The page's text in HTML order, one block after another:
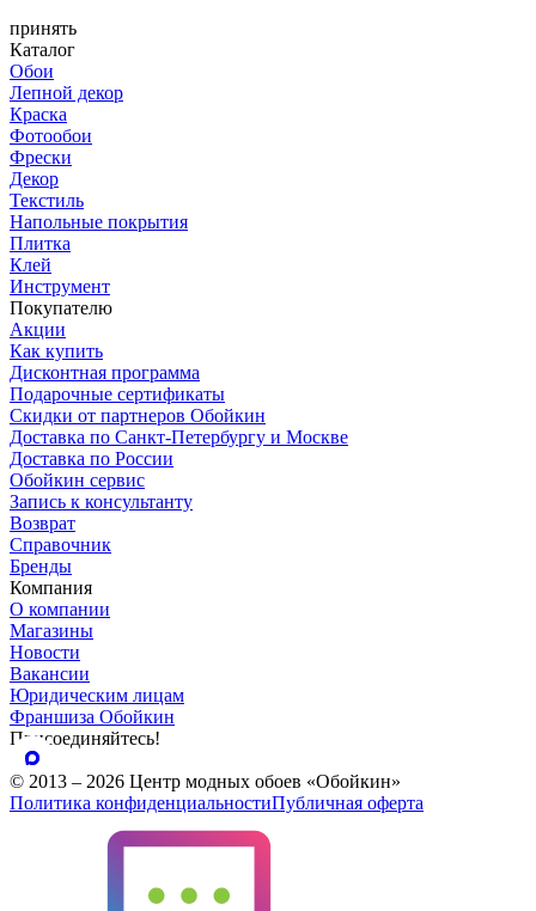
принять
Каталог
Обои
Лепной декор
Краска
Фотообои
Фрески
Декор
Текстиль
Напольные покрытия
Плитка
Клей
Инструмент
Покупателю
Акции
Как купить
Дисконтная программа
Подарочные сертификаты
Скидки от партнеров Обойкин
Доставка по Санкт-Петербургу и Москве
Доставка по России
Обойкин сервис
Запись к консультанту
Возврат
Справочник
Бренды
Компания
О компании
Магазины
Новости
Вакансии
Юридическим лицам
Франшиза Обойкин
Присоединяйтесь!
© 2013 – 2026 Центр модных обоев «Обойкин»
Политика конфиденциальностиПубличная оферта